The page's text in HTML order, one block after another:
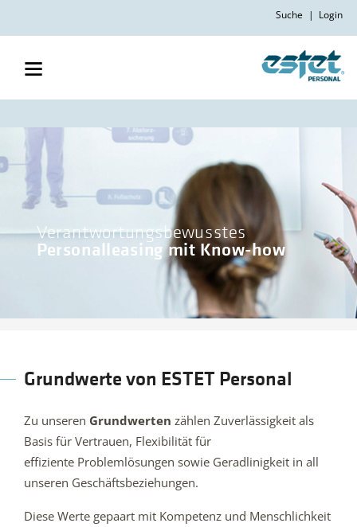
Suche | Login
Verantwortungsbewusstes
Personalleasing mit Know-how
Grundwerte von ESTET Personal
Zu unseren Grundwerten zählen Zuverlässigkeit als
Basis für Vertrauen, Flexibilität für
effiziente Problemlösungen sowie Geradlinigkeit in all
unseren Geschäftsbeziehungen.
Diese Werte gepaart mit Kompetenz und Menschlichkeit